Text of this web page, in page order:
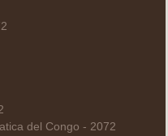
del Congo - 2072